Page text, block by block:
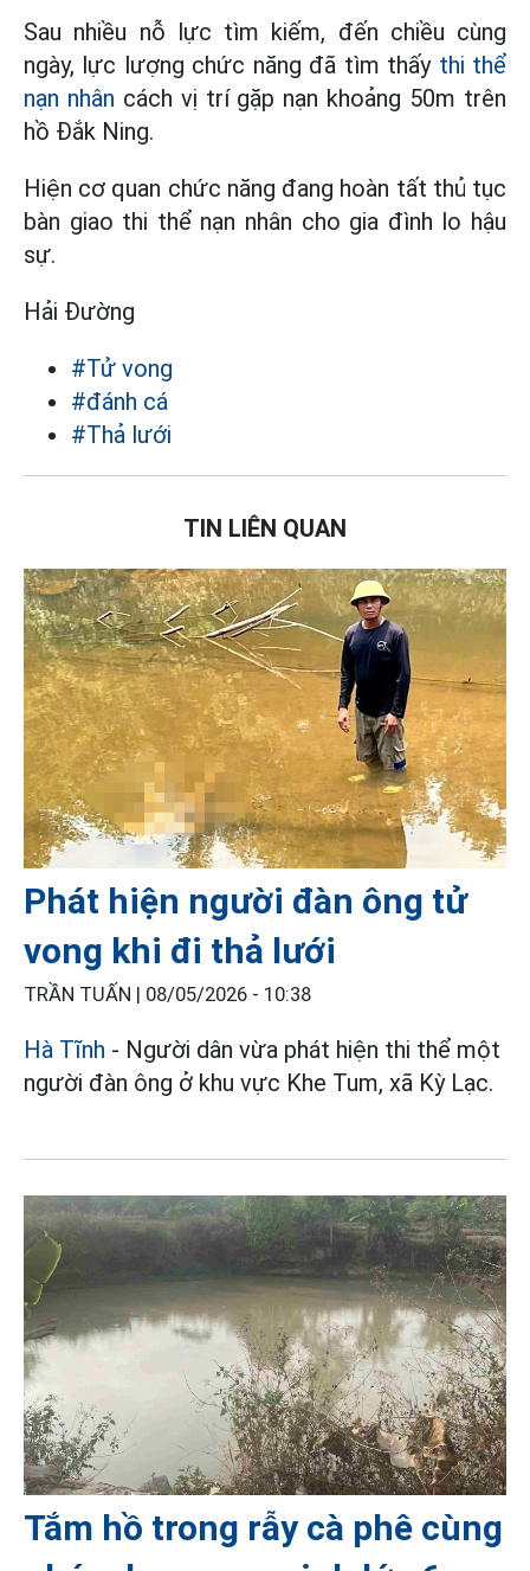
Sau nhiều nỗ lực tìm kiếm, đến chiều cùng
ngày, lực lượng chức năng đã tìm thấy thi thể
nạn nhân cách vị trí gặp nạn khoảng 50m trên
hồ Đắk Ning.
Hiện cơ quan chức năng đang hoàn tất thủ tục
bàn giao thi thể nạn nhân cho gia đình lo hậu
sự.
Hải Đường
#Tử vong
#đánh cá
#Thả lưới
TIN LIÊN QUAN
Phát hiện người đàn ông tử
vong khi đi thả lưới
TRẦN TUẤN | 08/05/2026 - 10:38
Hà Tĩnh - Người dân vừa phát hiện thi thể một
người đàn ông ở khu vực Khe Tum, xã Kỳ Lạc.
Tắm hồ trong rẫy cà phê cùng